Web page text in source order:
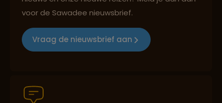
Reizen met oog voor mens, cultuur en milieu
voor de Sawadee nieuwsbrief.
Vraag de nieuwsbrief aan